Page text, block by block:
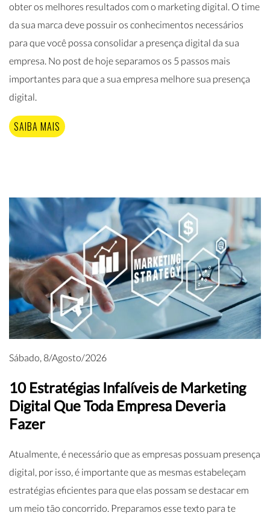
obter os melhores resultados com o marketing digital. O time
da sua marca deve possuir os conhecimentos necessários
para que você possa consolidar a presença digital da sua
empresa. No post de hoje separamos os 5 passos mais
importantes para que a sua empresa melhore sua presença
digital.
SAIBA MAIS
Sábado, 8/Agosto/2026
10 Estratégias Infalíveis de Marketing
Digital Que Toda Empresa Deveria
Fazer
Atualmente, é necessário que as empresas possuam presença
digital, por isso, é importante que as mesmas estabeleçam
estratégias eficientes para que elas possam se destacar em
um meio tão concorrido. Preparamos esse texto para te